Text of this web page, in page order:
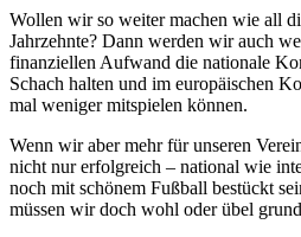
Wollen wir so weiter machen wie all
Jahrzehnte? Dann werden wir auch
finanziellen Aufwand die nationale
Schach halten und im europäischen
mal weniger mitspielen können.
Wenn wir aber mehr für unseren
nicht nur erfolgreich – national wie
noch mit schönem Fußball bestückt
müssen wir doch wohl oder übel